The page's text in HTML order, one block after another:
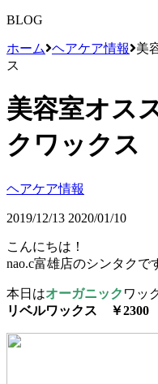
BLOG
ホーム ヘアケア情報
美
ス
美容室オス
クワックス
ヘアケア情報
2019/12/13 2020/01/10
こんにちは！
nao.c富雄店のシンタクで
本日はオーガニック ワッ
リベルワックス ￥2300